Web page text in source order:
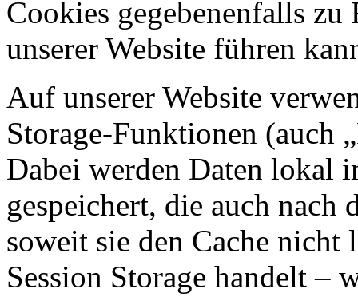
Cookies gegebenenfalls
unserer Website führen
Auf unserer Website
Storage-Funktionen (auch
Dabei werden Daten lokal
gespeichert, die auch nach
soweit sie den Cache nicht
Session Storage handelt –